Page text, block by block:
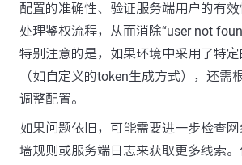
配置的准确性、验证服务端用户的有
处理鉴权流程，从而消除“user not
特别注意的是，如果环境中采用了特
（如自定义的token生成方式），还需
调整配置。
如果问题依旧，可能需要进一步检查
墙规则或服务端日志来获取更多线索